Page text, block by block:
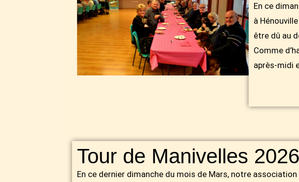
En ce
à
être dû au
Comme
après-midi
Tour de Manivelles 2026
En ce dernier dimanche du mois de Mars, notre